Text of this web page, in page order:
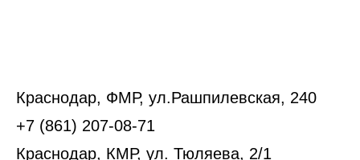
Краснодар, ФМР, ул.Рашпилевская, 240
+7 (861) 207-08-71
Краснодар, КМР, ул. Тюляева, 2/1